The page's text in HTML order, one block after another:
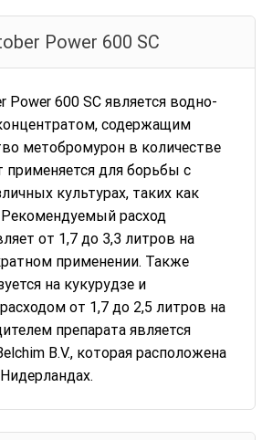
Power 600 SC
Power 600 SC является водно-
содержащим
метобромурон в количестве
применяется для борьбы с
культурах, таких как
Рекомендуемый расход
от 1,7 до 3,3 литров на
применении. Также
на кукурудзе и
от 1,7 до 2,5 литров на
препарата является
B.V., которая расположена